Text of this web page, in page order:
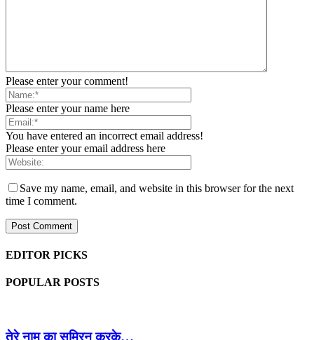
Please enter your comment!
Please enter your name here
You have entered an incorrect email address!
Please enter your email address here
Save my name, email, and website in this browser for the next
time I comment.
EDITOR PICKS
POPULAR POSTS
तेरे नाम का सुमिरन करके…